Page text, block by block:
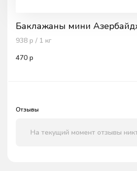
Баклажаны мини
938 р / 1 кг
470 р
Отзывы
На текущий момент отзывы